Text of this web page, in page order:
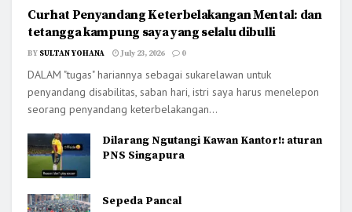
Curhat Penyandang Keterbelakangan Mental: dan
tetangga kampung saya yang selalu dibulli
BY SULTAN YOHANA July 23, 2026 0
DALAM "tugas" hariannya sebagai sukarelawan untuk
penyandang disabilitas, saban hari, istri saya harus menelepon
seorang penyandang keterbelakangan...
Dilarang Ngutangi Kawan Kantor!: aturan
PNS Singapura
Sepeda Pancal